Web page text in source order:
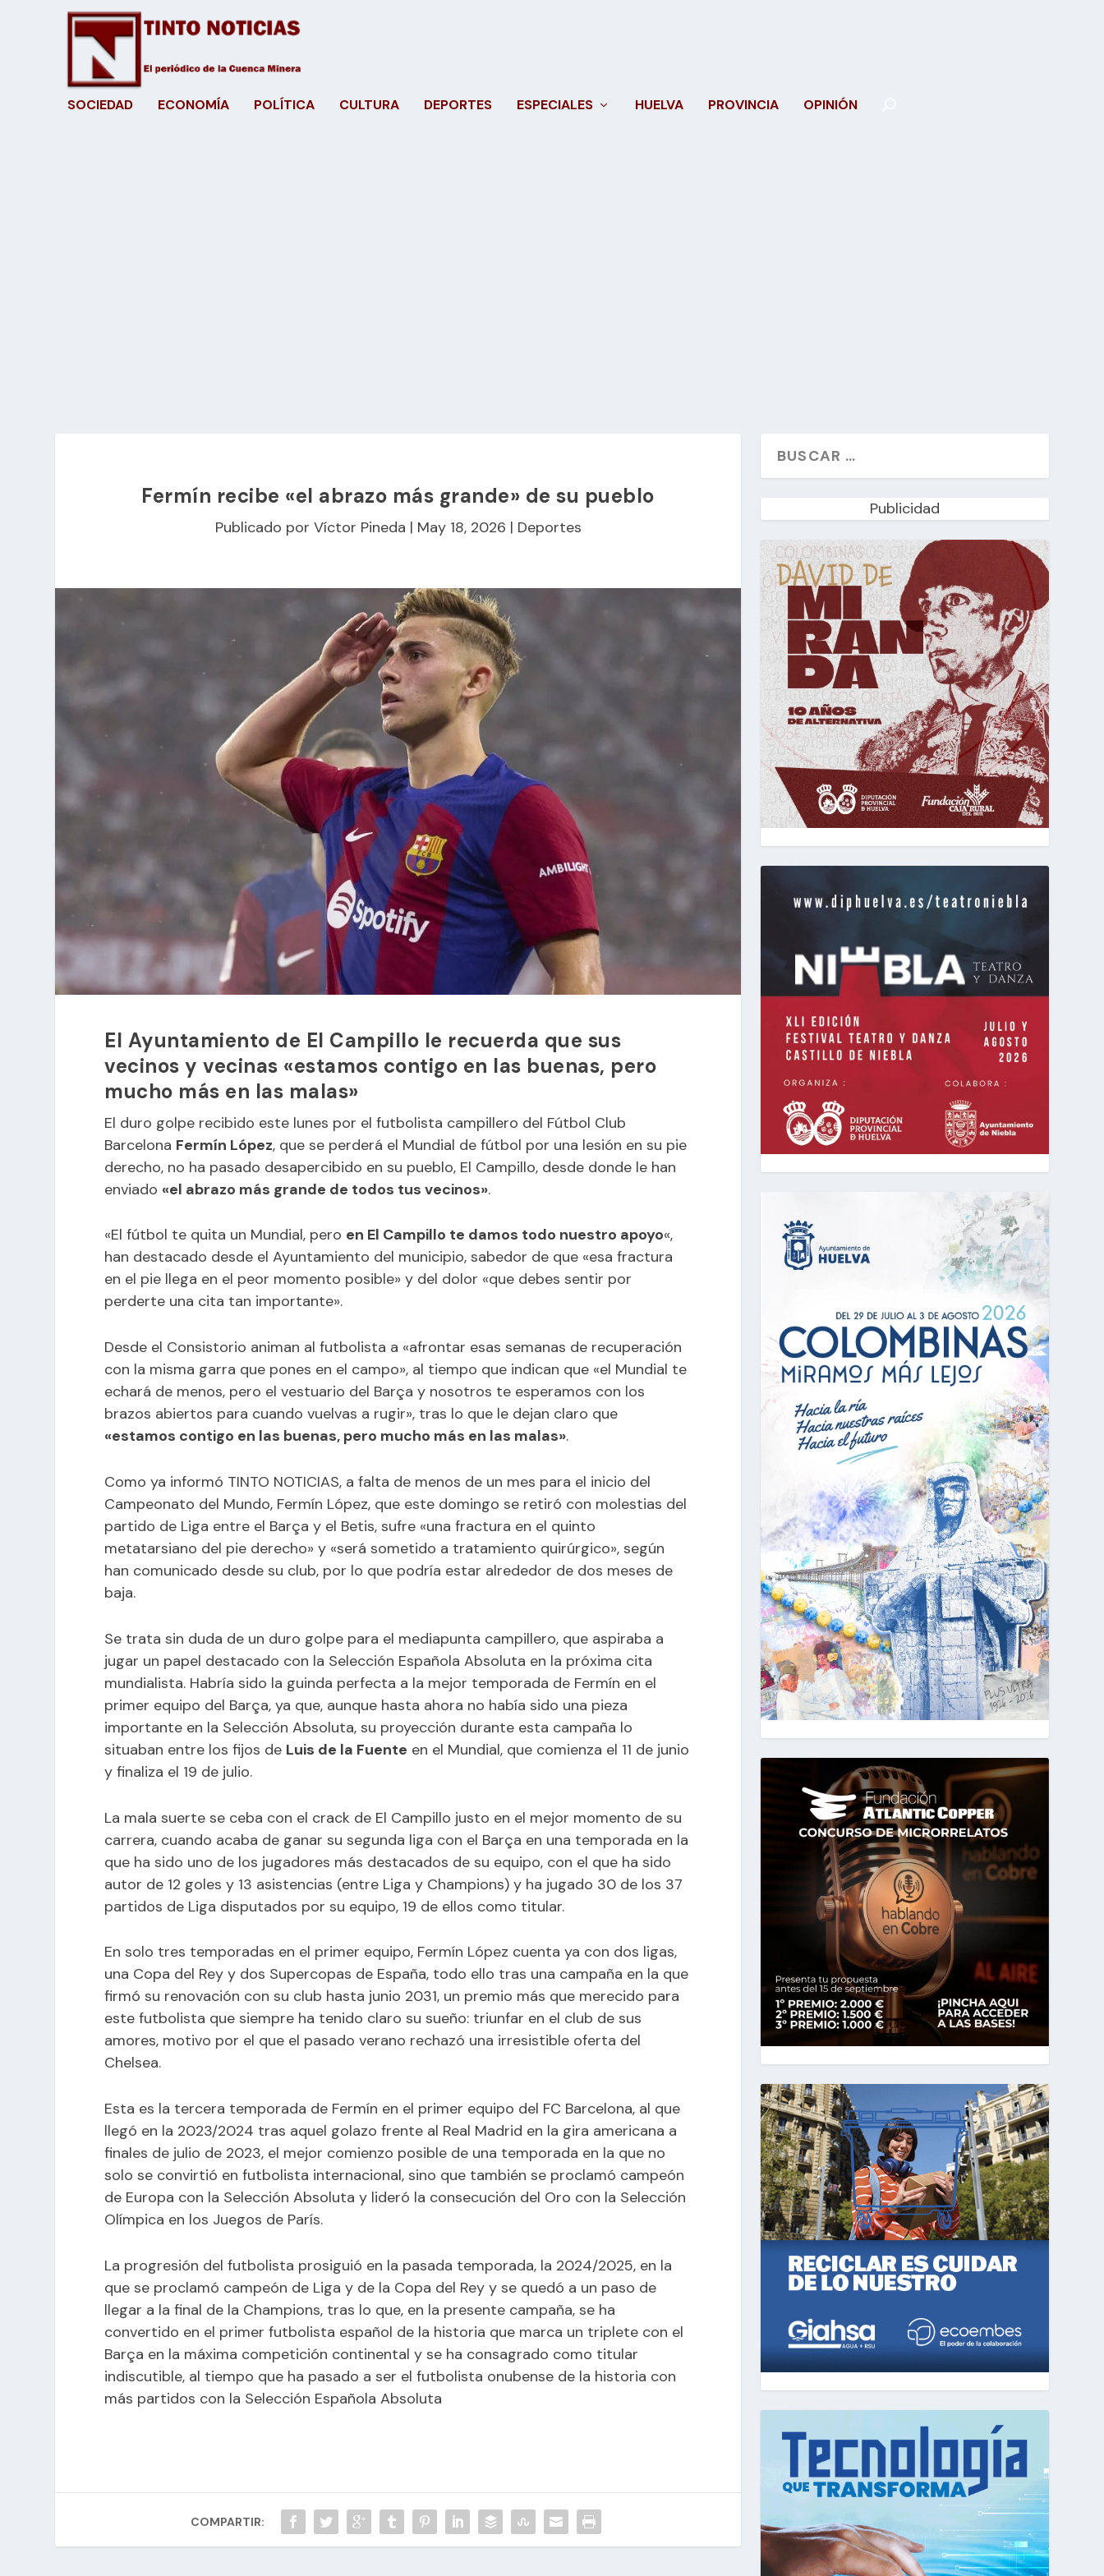
SOCIEDAD ECONOMÍA POLÍTICA CULTURA DEPORTES ESPECIALES HUELVA PROVINCIA OPINIÓN
Fermín recibe «el abrazo más grande» de su pueblo
Publicado por Víctor Pineda | May 18, 2026 | Deportes
El Ayuntamiento de El Campillo le recuerda que sus
vecinos y vecinas «estamos contigo en las buenas, pero
mucho más en las malas»
El duro golpe recibido este lunes por el futbolista campillero del Fútbol Club
Barcelona Fermín López, que se perderá el Mundial de fútbol por una lesión en su pie
derecho, no ha pasado desapercibido en su pueblo, El Campillo, desde donde le han
enviado «el abrazo más grande de todos tus vecinos».
«El fútbol te quita un Mundial, pero en El Campillo te damos todo nuestro apoyo«,
han destacado desde el Ayuntamiento del municipio, sabedor de que «esa fractura
en el pie llega en el peor momento posible» y del dolor «que debes sentir por
perderte una cita tan importante».
Desde el Consistorio animan al futbolista a «afrontar esas semanas de recuperación
con la misma garra que pones en el campo», al tiempo que indican que «el Mundial te
echará de menos, pero el vestuario del Barça y nosotros te esperamos con los
brazos abiertos para cuando vuelvas a rugir», tras lo que le dejan claro que
«estamos contigo en las buenas, pero mucho más en las malas».
Como ya informó TINTO NOTICIAS, a falta de menos de un mes para el inicio del
Campeonato del Mundo, Fermín López, que este domingo se retiró con molestias del
partido de Liga entre el Barça y el Betis, sufre «una fractura en el quinto
metatarsiano del pie derecho» y «será sometido a tratamiento quirúrgico», según
han comunicado desde su club, por lo que podría estar alrededor de dos meses de
baja.
Se trata sin duda de un duro golpe para el mediapunta campillero, que aspiraba a
jugar un papel destacado con la Selección Española Absoluta en la próxima cita
mundialista. Habría sido la guinda perfecta a la mejor temporada de Fermín en el
primer equipo del Barça, ya que, aunque hasta ahora no había sido una pieza
importante en la Selección Absoluta, su proyección durante esta campaña lo
situaban entre los fijos de Luis de la Fuente en el Mundial, que comienza el 11 de junio
y finaliza el 19 de julio.
La mala suerte se ceba con el crack de El Campillo justo en el mejor momento de su
carrera, cuando acaba de ganar su segunda liga con el Barça en una temporada en la
que ha sido uno de los jugadores más destacados de su equipo, con el que ha sido
autor de 12 goles y 13 asistencias (entre Liga y Champions) y ha jugado 30 de los 37
partidos de Liga disputados por su equipo, 19 de ellos como titular.
En solo tres temporadas en el primer equipo, Fermín López cuenta ya con dos ligas,
una Copa del Rey y dos Supercopas de España, todo ello tras una campaña en la que
firmó su renovación con su club hasta junio 2031, un premio más que merecido para
este futbolista que siempre ha tenido claro su sueño: triunfar en el club de sus
amores, motivo por el que el pasado verano rechazó una irresistible oferta del
Chelsea.
Esta es la tercera temporada de Fermín en el primer equipo del FC Barcelona, al que
llegó en la 2023/2024 tras aquel golazo frente al Real Madrid en la gira americana a
finales de julio de 2023, el mejor comienzo posible de una temporada en la que no
solo se convirtió en futbolista internacional, sino que también se proclamó campeón
de Europa con la Selección Absoluta y lideró la consecución del Oro con la Selección
Olímpica en los Juegos de París.
La progresión del futbolista prosiguió en la pasada temporada, la 2024/2025, en la
que se proclamó campeón de Liga y de la Copa del Rey y se quedó a un paso de
llegar a la final de la Champions, tras lo que, en la presente campaña, se ha
convertido en el primer futbolista español de la historia que marca un triplete con el
Barça en la máxima competición continental y se ha consagrado como titular
indiscutible, al tiempo que ha pasado a ser el futbolista onubense de la historia con
más partidos con la Selección Española Absoluta
COMPARTIR:
Publicidad